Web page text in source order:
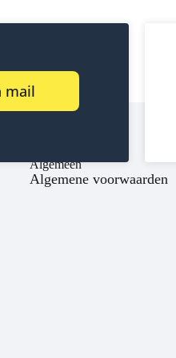
mail
Algemeen
Algemene voorwaarden